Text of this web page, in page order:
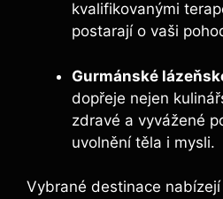
kvalifikovanými
postarají o vaši
Gurmánské
dopřeje nejen
zdravé a vyvážené
uvolnění těla i mysli.
Vybrané destinace